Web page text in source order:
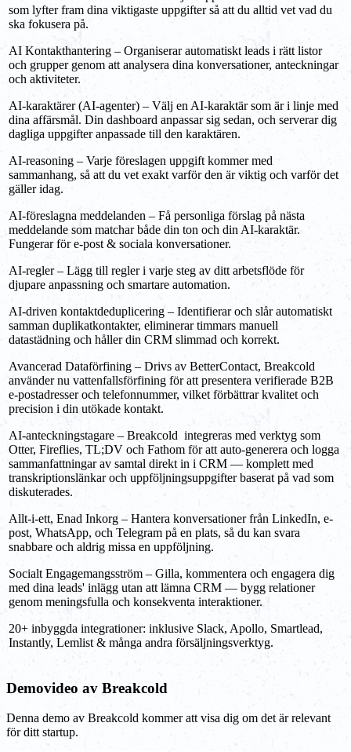
som lyfter fram dina viktigaste uppgifter så att du alltid vet vad du
ska fokusera på.
AI Kontakthantering – Organiserar automatiskt leads i rätt listor
och grupper genom att analysera dina konversationer, anteckningar
och aktiviteter.
AI-karaktärer (AI-agenter) – Välj en AI-karaktär som är i linje med
dina affärsmål. Din dashboard anpassar sig sedan, och serverar dig
dagliga uppgifter anpassade till den karaktären.
AI-reasoning – Varje föreslagen uppgift kommer med
sammanhang, så att du vet exakt varför den är viktig och varför det
gäller idag.
AI-föreslagna meddelanden – Få personliga förslag på nästa
meddelande som matchar både din ton och din AI-karaktär.
Fungerar för e-post & sociala konversationer.
AI-regler – Lägg till regler i varje steg av ditt arbetsflöde för
djupare anpassning och smartare automation.
AI-driven kontaktdeduplicering – Identifierar och slår automatiskt
samman duplikatkontakter, eliminerar timmars manuell
datastädning och håller din CRM slimmad och korrekt.
Avancerad Dataförfining – Drivs av BetterContact, Breakcold
använder nu vattenfallsförfining för att presentera verifierade B2B
e-postadresser och telefonnummer, vilket förbättrar kvalitet och
precision i din utökade kontakt.
AI-anteckningstagare – Breakcold integreras med verktyg som
Otter, Fireflies, TL;DV och Fathom för att auto-generera och logga
sammanfattningar av samtal direkt in i CRM — komplett med
transkriptionslänkar och uppföljningsuppgifter baserat på vad som
diskuterades.
Allt-i-ett, Enad Inkorg – Hantera konversationer från LinkedIn, e-
post, WhatsApp, och Telegram på en plats, så du kan svara
snabbare och aldrig missa en uppföljning.
Socialt Engagemangsström – Gilla, kommentera och engagera dig
med dina leads' inlägg utan att lämna CRM — bygg relationer
genom meningsfulla och konsekventa interaktioner.
20+ inbyggda integrationer: inklusive Slack, Apollo, Smartlead,
Instantly, Lemlist & många andra försäljningsverktyg.
Demovideo av Breakcold
Denna demo av Breakcold kommer att visa dig om det är relevant
för ditt startup.